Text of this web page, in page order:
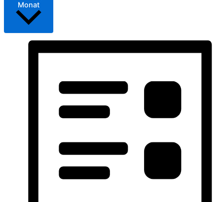
Monat